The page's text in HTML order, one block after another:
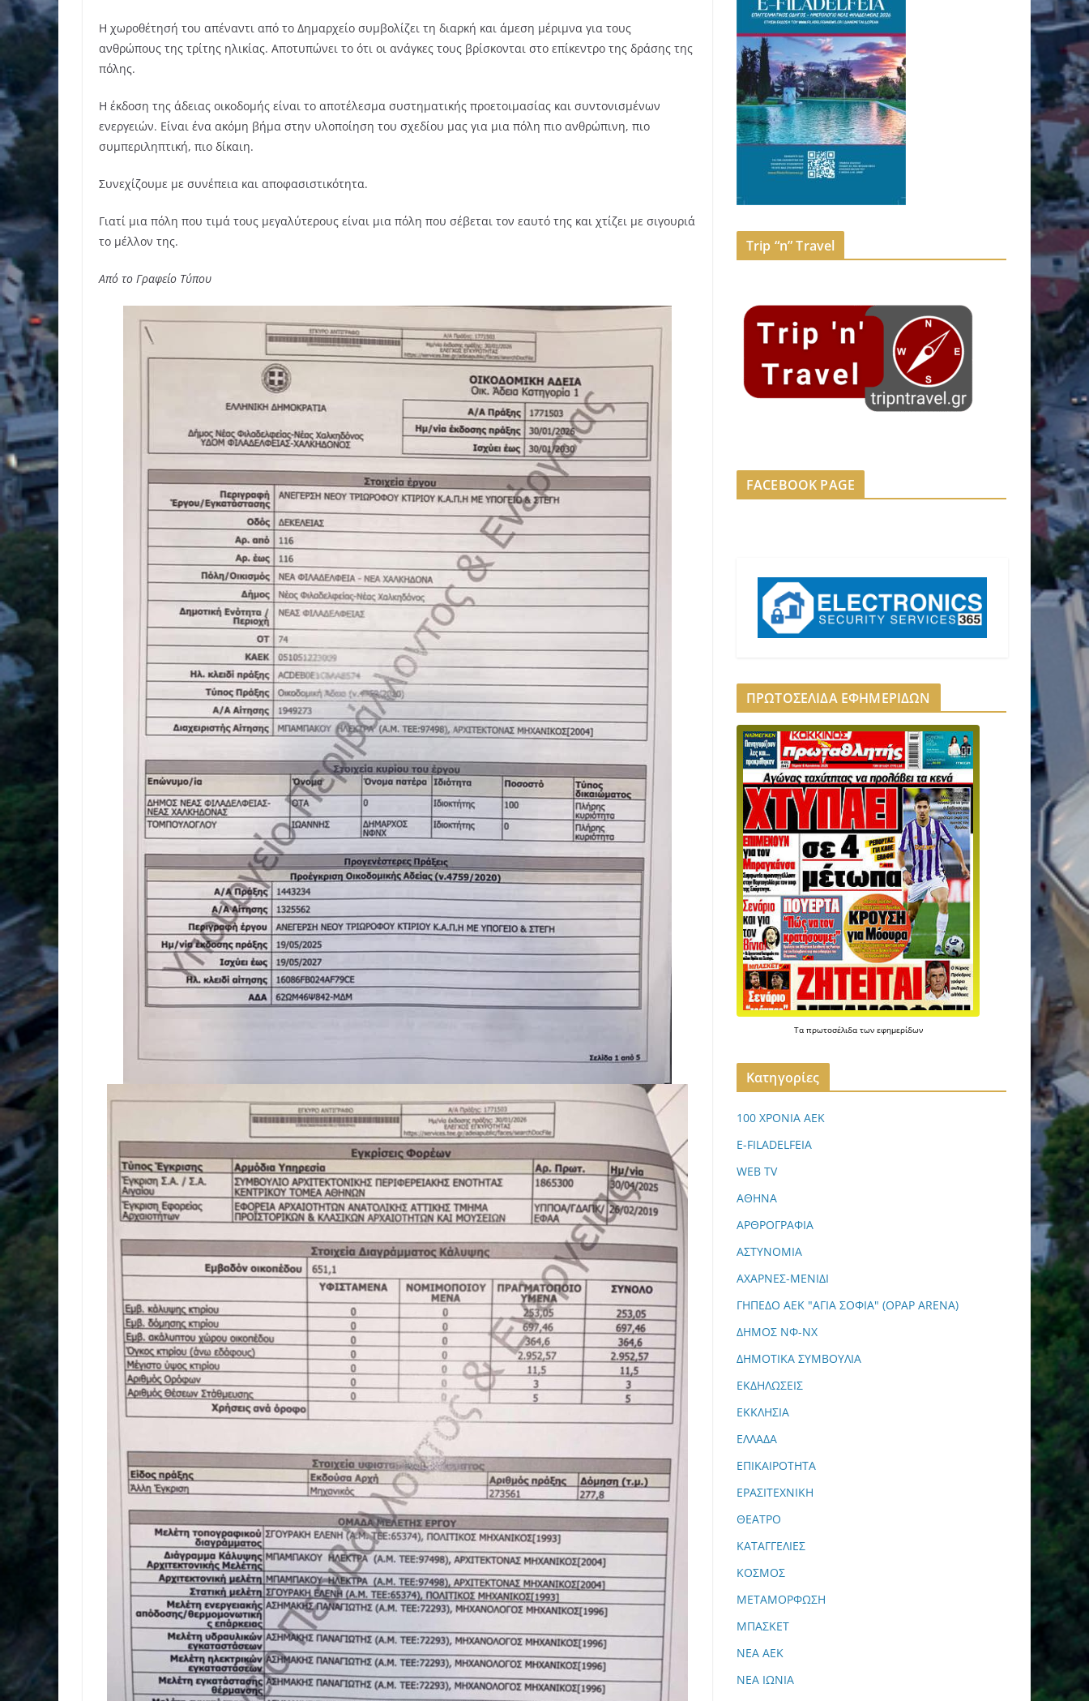
Η χωροθέτησή του απέναντι από το Δημαρχείο συμβολίζει τη διαρκή και άμεση μέριμνα για τους
ανθρώπους της τρίτης ηλικίας. Αποτυπώνει το ότι οι ανάγκες τους βρίσκονται στο επίκεντρο της δράσης της
πόλης.
Η έκδοση της άδειας οικοδομής είναι το αποτέλεσμα συστηματικής προετοιμασίας και συντονισμένων
ενεργειών. Είναι ένα ακόμη βήμα στην υλοποίηση του σχεδίου μας για μια πόλη πιο ανθρώπινη, πιο
συμπεριληπτική, πιο δίκαιη.
Συνεχίζουμε με συνέπεια και αποφασιστικότητα.
Γιατί μια πόλη που τιμά τους μεγαλύτερους είναι μια πόλη που σέβεται τον εαυτό της και χτίζει με σιγουριά
το μέλλον της.
Από το Γραφείο Τύπου
Trip “n” Travel
FACEBOOK PAGE
ΠΡΩΤΟΣΕΛΙΔΑ ΕΦΗΜΕΡΙΔΩΝ
Τα πρωτοσέλιδα των εφημερίδων
Kατηγορίες
100 ΧΡΟΝΙΑ ΑΕΚ
E-FILADELFEIA
WEB TV
ΑΘΗΝΑ
ΑΡΘΡΟΓΡΑΦΙΑ
ΑΣΤΥΝΟΜΙΑ
ΑΧΑΡΝΕΣ-ΜΕΝΙΔΙ
ΓΗΠΕΔΟ ΑΕΚ "ΑΓΙΑ ΣΟΦΙΑ" (OPAP ARENA)
ΔΗΜΟΣ ΝΦ-ΝΧ
ΔΗΜΟΤΙΚΑ ΣΥΜΒΟΥΛΙΑ
ΕΚΔΗΛΩΣΕΙΣ
ΕΚΚΛΗΣΙΑ
ΕΛΛΑΔΑ
ΕΠΙΚΑΙΡΟΤΗΤΑ
ΕΡΑΣΙΤΕΧΝΙΚΗ
ΘΕΑΤΡΟ
ΚΑΤΑΓΓΕΛΙΕΣ
ΚΟΣΜΟΣ
ΜΕΤΑΜΟΡΦΩΣΗ
ΜΠΑΣΚΕΤ
ΝΕΑ ΑΕΚ
ΝΕΑ ΙΩΝΙΑ